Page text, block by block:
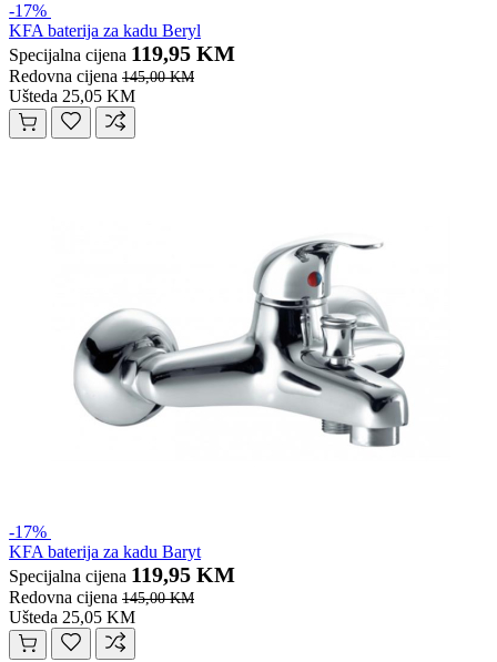
-17%
KFA baterija za kadu Beryl
Specijalna cijena 119,95 KM
Redovna cijena 145,00 KM
Ušteda 25,05 KM
-17%
KFA baterija za kadu Baryt
Specijalna cijena 119,95 KM
Redovna cijena 145,00 KM
Ušteda 25,05 KM